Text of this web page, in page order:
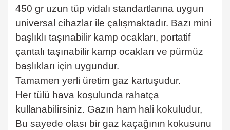
450 gr uzun tüp vidalı standartlarına uygun
universal cihazlar ile çalışmaktadır. Bazı mini
başlıklı taşınabilir kamp ocakları, portatif
çantalı taşınabilir kamp ocakları ve pürmüz
başlıkları için uygundur.
Tamamen yerli üretim gaz kartuşudur.
Her tülü hava koşulunda rahatça
kullanabilirsiniz. Gazın ham hali kokuludur,
Bu sayede olası bir gaz kaçağının kokusunu